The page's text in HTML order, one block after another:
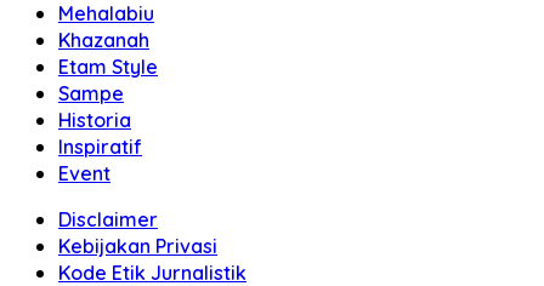
Mehalabiu
Khazanah
Etam Style
Sampe
Historia
Inspiratif
Event
Disclaimer
Kebijakan Privasi
Kode Etik Jurnalistik